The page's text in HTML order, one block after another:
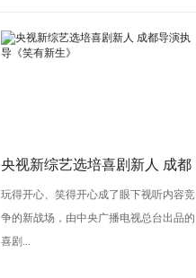
央视新综艺选培喜剧新人 成都
导演执导《笑有新生》
玩得开心、笑得开心成了眼下视听内容竞
争的新战场，由中央广播电视总台出品的
喜剧...